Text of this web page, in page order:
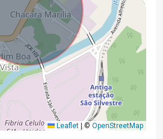
Leaflet |© OpenStreetMap